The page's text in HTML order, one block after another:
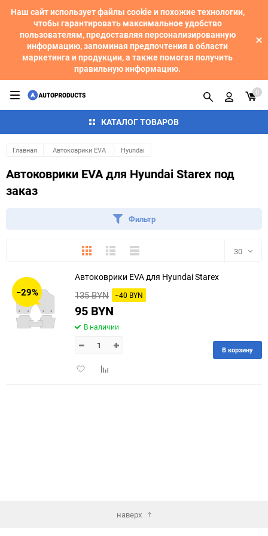
Наш сайт использует файлы cookie и похожие технологии,
чтобы гарантировать максимальное удобство
пользователям, предоставляя персонализированную
информацию, запоминая предпочтения в области
маркетинга и продукции, а также помогая получить
правильную информацию.
КАТАЛОГ ТОВАРОВ
0
Главная Автоковрики EVA Hyundai
Автоковрики EVA для Hyundai Starex под
заказ
Фильтр
ПлиткаПодробноКомпактно 30
150
−29%
Автоковрики EVA для Hyundai Starex
135 BYN −40 BYN
95 BYN
В наличии
ДобавитьДобавить
В корзину
наверх